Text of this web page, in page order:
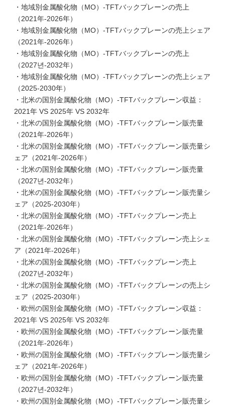
・地域別金属酸化物（MO）-TFTバックプレーンの売上
（2021年-2026年）
・地域別金属酸化物（MO）-TFTバックプレーンの売上シェア
（2021年-2026年）
・地域別金属酸化物（MO）-TFTバックプレーンの売上
（2027년-2032年）
・地域別金属酸化物（MO）-TFTバックプレーンの売上シェア
（2025-2030年）
・北米の国別金属酸化物（MO）-TFTバックプレーン収益：
2021年 VS 2025年 VS 2032年
・北米の国別金属酸化物（MO）-TFTバックプレーン販売量
（2021年-2026年）
・北米の国別金属酸化物（MO）-TFTバックプレーン販売量シ
ェア（2021年-2026年）
・北米の国別金属酸化物（MO）-TFTバックプレーン販売量
（2027년-2032年）
・北米の国別金属酸化物（MO）-TFTバックプレーン販売量シ
ェア（2025-2030年）
・北米の国別金属酸化物（MO）-TFTバックプレーン売上
（2021年-2026年）
・北米の国別金属酸化物（MO）-TFTバックプレーン売上シェ
ア（2021年-2026年）
・北米の国別金属酸化物（MO）-TFTバックプレーン売上
（2027년-2032年）
・北米の国別金属酸化物（MO）-TFTバックプレーンの売上シ
ェア（2025-2030年）
・欧州の国別金属酸化物（MO）-TFTバックプレーン収益：
2021年 VS 2025年 VS 2032年
・欧州の国別金属酸化物（MO）-TFTバックプレーン販売量
（2021年-2026年）
・欧州の国別金属酸化物（MO）-TFTバックプレーン販売量シ
ェア（2021年-2026年）
・欧州の国別金属酸化物（MO）-TFTバックプレーン販売量
（2027년-2032年）
・欧州の国別金属酸化物（MO）-TFTバックプレーン販売量シ